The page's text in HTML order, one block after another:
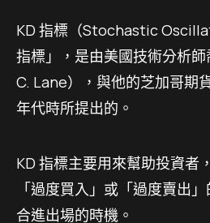
KD 指標（Stochastic
指標」，是由美國技術分析師
C. Lane），與他的芝加哥期
年代時所提出的。
KD 指標主要用來幫助投資者
「過度買入」或「過度賣出
合進出場的時機。